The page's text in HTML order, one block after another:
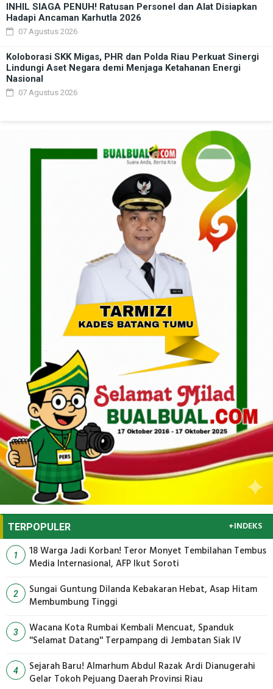
INHIL SIAGA PENUH! Ratusan Personel dan Alat Disiapkan
Hadapi Ancaman Karhutla 2026
07 Agustus 2026
Koloborasi SKK Migas, PHR dan Polda Riau Perkuat Sinergi
Lindungi Aset Negara demi Menjaga Ketahanan Energi
Nasional
07 Agustus 2026
TERPOPULER +INDEKS
1
18 Warga Jadi Korban! Teror Monyet Tembilahan Tembus
Media Internasional, AFP Ikut Soroti
2
Sungai Guntung Dilanda Kebakaran Hebat, Asap Hitam
Membumbung Tinggi
3
Wacana Kota Rumbai Kembali Mencuat, Spanduk
''Selamat Datang'' Terpampang di Jembatan Siak IV
4
Sejarah Baru! Almarhum Abdul Razak Ardi Dianugerahi
Gelar Tokoh Pejuang Daerah Provinsi Riau